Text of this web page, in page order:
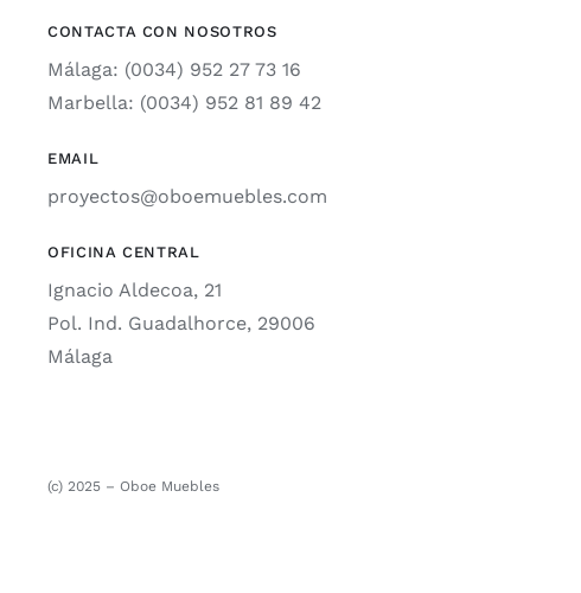
CONTACTA CON NOSOTROS
Málaga: (0034) 952 27 73 16
Marbella: (0034) 952 81 89 42
EMAIL
proyectos@oboemuebles.com
OFICINA CENTRAL
Ignacio Aldecoa, 21
Pol. Ind. Guadalhorce, 29006
Málaga
(c) 2025 – Oboe Muebles